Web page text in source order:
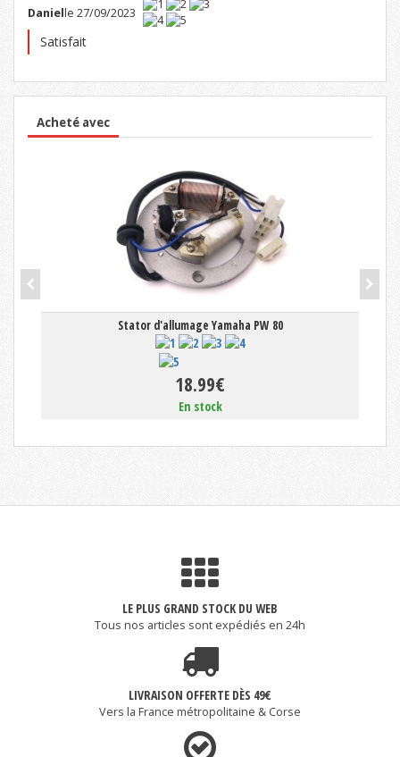
Danielle 27/09/2023
Satisfait
Acheté avec
Stator d'allumage Yamaha PW 80
18.99€
En stock
LE PLUS GRAND STOCK DU WEB
Tous nos articles sont expédiés en 24h
LIVRAISON OFFERTE DÈS 49€
Vers la France métropolitaine & Corse